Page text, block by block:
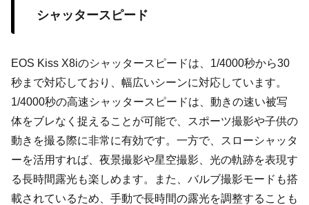
シャッタースピード
EOS Kiss X8iのシャッタースピードは、1/4000秒から30
秒まで対応しており、幅広いシーンに対応しています。
1/4000秒の高速シャッタースピードは、動きの速い被写
体をブレなく捉えることが可能で、スポーツ撮影や子供の
動きを撮る際に非常に有効です。一方で、スローシャッタ
ーを活用すれば、夜景撮影や星空撮影、光の軌跡を表現す
る長時間露光も楽しめます。また、バルブ撮影モードも搭
載されているため、手動で長時間の露光を調整することも